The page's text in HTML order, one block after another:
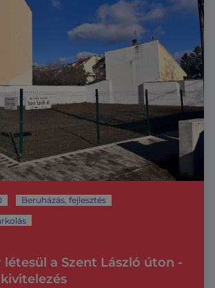
Beruházás, fejlesztés
a Szent László úton -